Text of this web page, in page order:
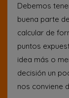
Debemos
buena parte
calcular de
puntos
idea más o
decisión un
nos conviene